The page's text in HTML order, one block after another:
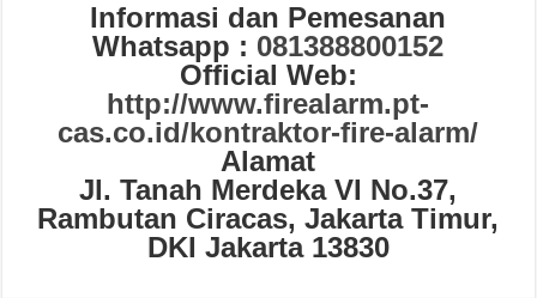
Informasi dan Pemesanan
Whatsapp : 081388800152
Official Web:
http://www.firealarm.pt-
cas.co.id/kontraktor-fire-alarm/
Alamat
Jl. Tanah Merdeka VI No.37,
Rambutan Ciracas, Jakarta Timur,
DKI Jakarta 13830